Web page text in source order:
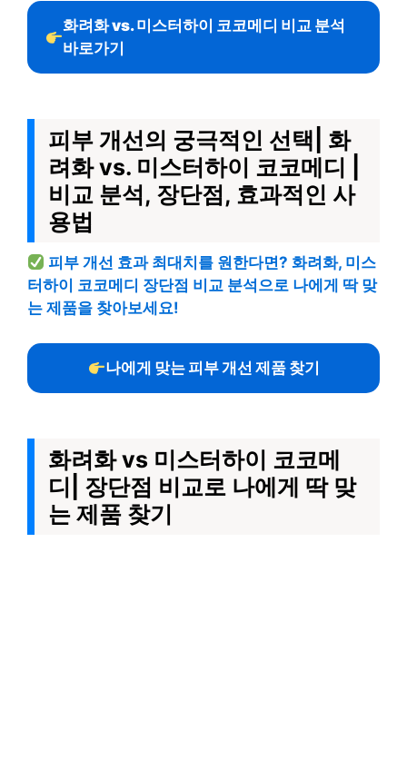
화려화 vs. 미스터하이 코코메디 비교 분석
바로가기
피부 개선의 궁극적인 선택| 화
려화 vs. 미스터하이 코코메디 |
비교 분석, 장단점, 효과적인 사
용법
피부 개선 효과 최대치를 원한다면? 화려화, 미스
터하이 코코메디 장단점 비교 분석으로 나에게 딱 맞
는 제품을 찾아보세요!
나에게 맞는 피부 개선 제품 찾기
화려화 vs 미스터하이 코코메
디| 장단점 비교로 나에게 딱 맞
는 제품 찾기